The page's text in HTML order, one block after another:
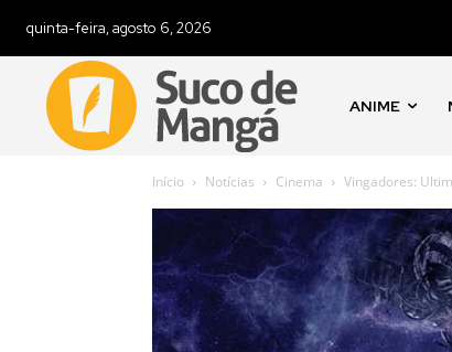
quinta-feira, agosto 6, 2026
ANIME
Início Notícias Cinema Vingadores: